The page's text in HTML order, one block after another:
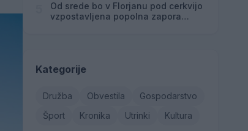
Od srede bo v Florjanu pod cerkvijo
vzpostavljena popolna zapora
Kategorije
Družba Obvestila
Gospodarstvo
Šport
Kronika Utrinki Kultura